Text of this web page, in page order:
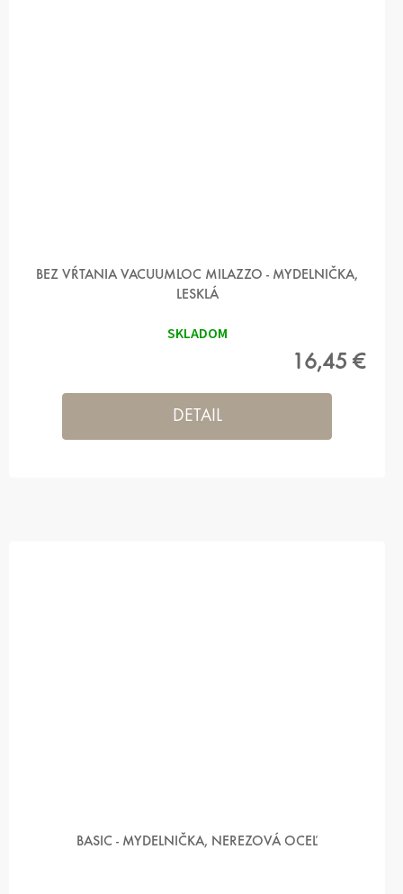
BEZ VŔTANIA VACUUMLOC MILAZZO - MYDELNIČKA,
LESKLÁ
SKLADOM
16,45 €
DETAIL
BASIC - MYDELNIČKA, NEREZOVÁ OCEĽ